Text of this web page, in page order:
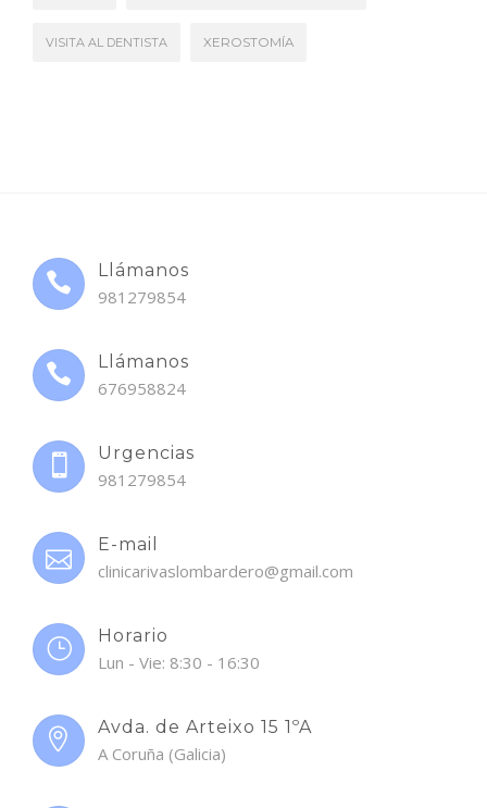
VISITA AL DENTISTA XEROSTOMÍA
Llámanos
981279854
Llámanos
676958824
Urgencias
981279854
E-mail
clinicarivaslombardero@gmail.com
Horario
Lun - Vie: 8:30 - 16:30
Avda. de Arteixo 15 1ºA
A Coruña (Galicia)